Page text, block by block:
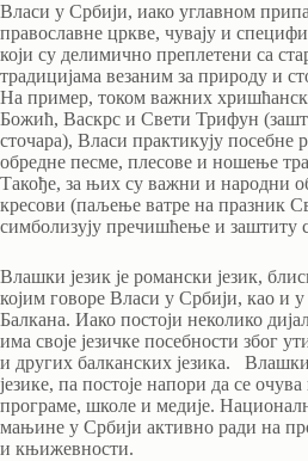
Власи у Србији, иако углавном
православне цркве, чувају и
који су делимично преплетени са
традицијама везаним за природу и
На пример, током важних
Божић, Васкрс и Свети Трифун
сточара), Власи практикују посебне
обредне песме, плесове и ношење
Такође, за њих су важни и народни
кресови (паљење ватре на празник
симболизују пречишћење и заштиту
Влашки језик је романски језик,
којим говоре Власи у Србији, као и
Балкана. Иако постоји неколико
има своје језичке посебности због
и других балканских језика.
језике, па постоје напори да се
програме, школе и медије.
мањине у Србији активно ради на
и књижевности.